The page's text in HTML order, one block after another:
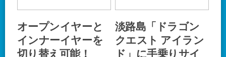
オープンイヤーと
インナーイヤーを
切り替え可能！
淡路島「ドラゴン
クエスト アイラン
ド」に手乗りサイ